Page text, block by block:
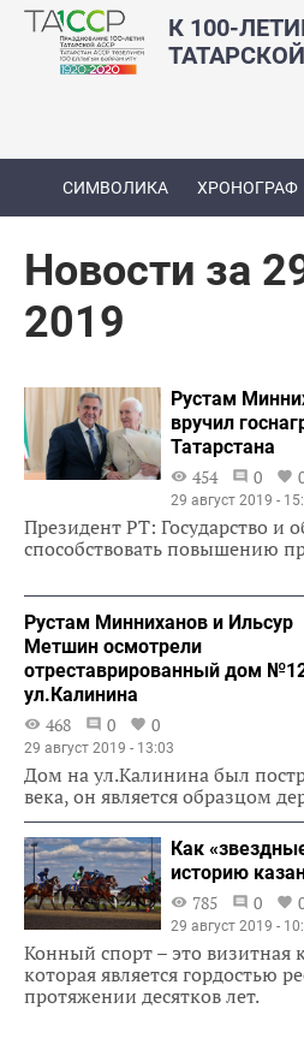
К 100-
СИМВОЛИКА ХРОНОГРАФ
Новости за
2019
Рустам
вручил
Татарстана
454
0
29 август 2019 -
Президент РТ: Государство и
способствовать повышению
Рустам Минниханов и Ильсур
Метшин осмотрели
отреставрированный дом
ул.Калинина
468
0 0
29 август 2019 - 13:03
Дом на ул.Калинина был
века, он является образцом
Как
историю
785
0
29 август 2019 -
Конный спорт – это визитная
которая является гордостью
протяжении десятков лет.